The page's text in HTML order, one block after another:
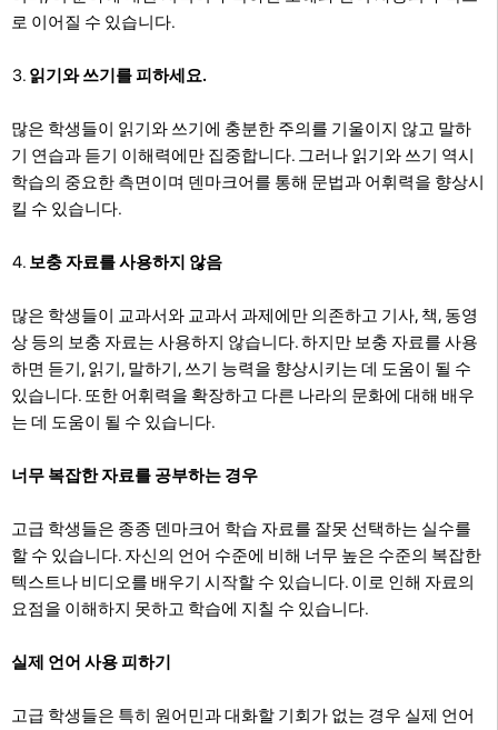
로 이어질 수 있습니다.
읽기와 쓰기를 피하세요.
많은 학생들이 읽기와 쓰기에 충분한 주의를 기울이지 않고 말하
기 연습과 듣기 이해력에만 집중합니다. 그러나 읽기와 쓰기 역시
학습의 중요한 측면이며 덴마크어를 통해 문법과 어휘력을 향상시
킬 수 있습니다.
보충 자료를 사용하지 않음
많은 학생들이 교과서와 교과서 과제에만 의존하고 기사, 책, 동영
상 등의 보충 자료는 사용하지 않습니다. 하지만 보충 자료를 사용
하면 듣기, 읽기, 말하기, 쓰기 능력을 향상시키는 데 도움이 될 수
있습니다. 또한 어휘력을 확장하고 다른 나라의 문화에 대해 배우
는 데 도움이 될 수 있습니다.
너무 복잡한 자료를 공부하는 경우
고급 학생들은 종종 덴마크어 학습 자료를 잘못 선택하는 실수를
할 수 있습니다. 자신의 언어 수준에 비해 너무 높은 수준의 복잡한
텍스트나 비디오를 배우기 시작할 수 있습니다. 이로 인해 자료의
요점을 이해하지 못하고 학습에 지칠 수 있습니다.
실제 언어 사용 피하기
고급 학생들은 특히 원어민과 대화할 기회가 없는 경우 실제 언어